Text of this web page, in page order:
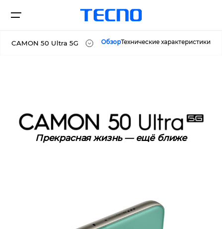
Где купить
CAMON 50 Ultra 5G ОбзорТехнические характеристики
CAMON 50 Ultra 5G
Прекрасная жизнь — ещё ближе